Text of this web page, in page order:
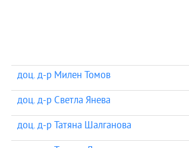
доц. д-р Милен Томов
доц. д-р Светла Янева
доц. д-р Татяна Шалганова